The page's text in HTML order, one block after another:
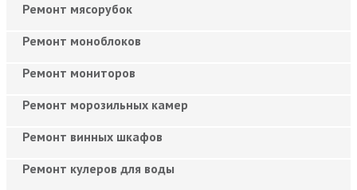
Ремонт мясорубок
Ремонт моноблоков
Ремонт мониторов
Ремонт морозильных камер
Ремонт винных шкафов
Ремонт кулеров для воды